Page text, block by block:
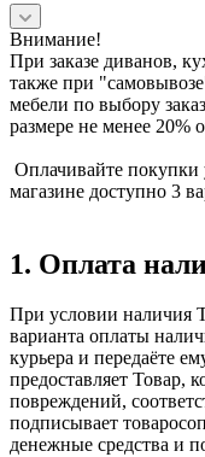
Внимание!
При заказе диванов,
также при
мебели по выбору
размере не менее 20%
Оплачивайте
магазине доступно 3
1. Оплата
При условии наличия
варианта оплаты
курьера и передаёте
предоставляет Товар,
повреждений,
подписывает
денежные средства и